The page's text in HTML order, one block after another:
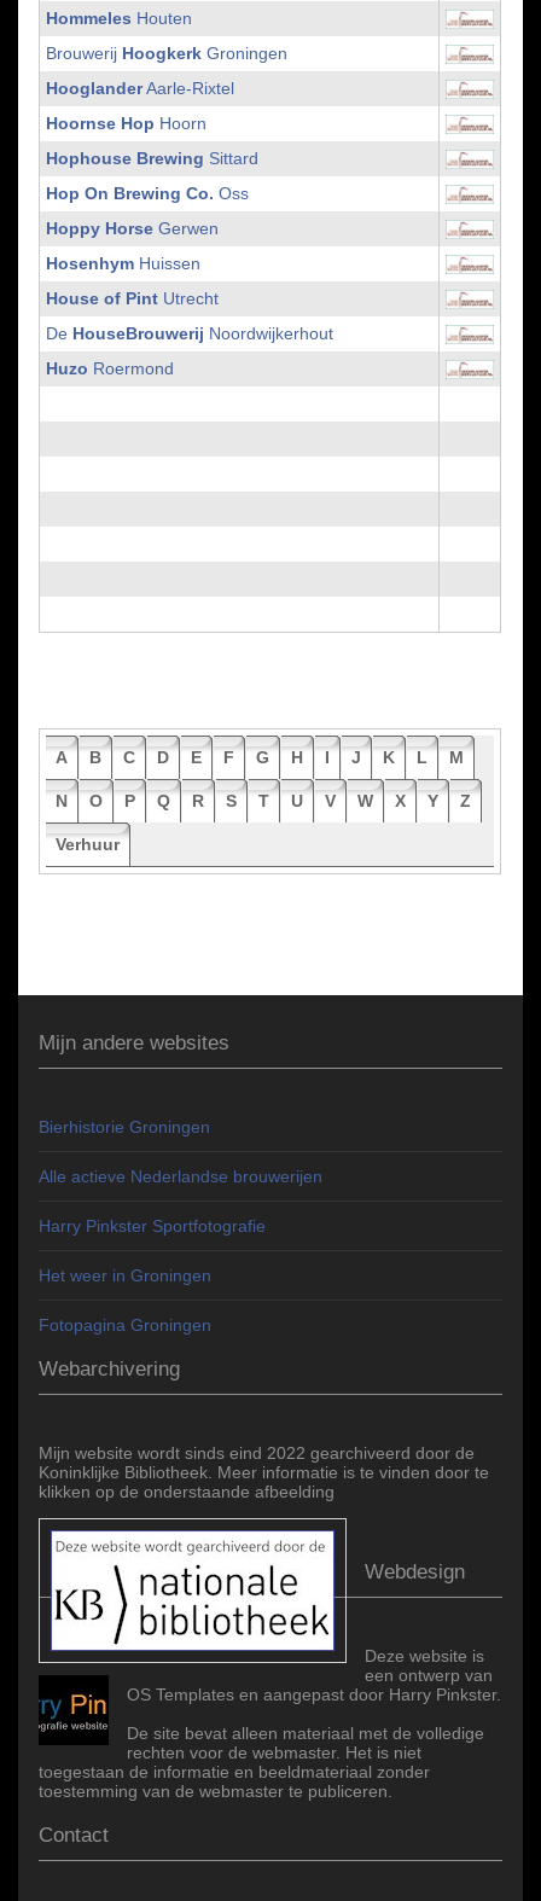
Hommeles Houten
Brouwerij Hoogkerk Groningen
HooglanderAarle-Rixtel
Hoornse Hop Hoorn
Hophouse Brewing Sittard
Hop On Brewing Co. Oss
Hoppy Horse Gerwen
Hosenhym Huissen
House of Pint Utrecht
De HouseBrouwerij Noordwijkerhout
Huzo Roermond
A B C D E F G H I J K L M
N O P Q R S T U V W X Y Z
Verhuur
Mijn andere websites
Bierhistorie Groningen
Alle actieve Nederlandse brouwerijen
Harry Pinkster Sportfotografie
Het weer in Groningen
Fotopagina Groningen
Webarchivering
Mijn website wordt sinds eind 2022 gearchiveerd door de
Koninklijke Bibliotheek. Meer informatie is te vinden door te
klikken op de onderstaande afbeelding
Webdesign
Deze website is
een ontwerp van
OS Templates en aangepast door Harry Pinkster.
De site bevat alleen materiaal met de volledige
rechten voor de webmaster. Het is niet
toegestaan de informatie en beeldmateriaal zonder
toestemming van de webmaster te publiceren.
Contact